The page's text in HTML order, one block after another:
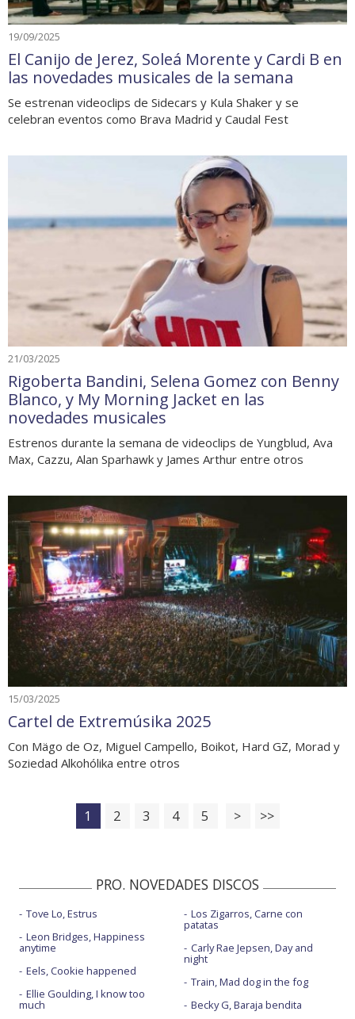
19/09/2025
El Canijo de Jerez, Soleá Morente y Cardi B en
las novedades musicales de la semana
Se estrenan videoclips de Sidecars y Kula Shaker y se
celebran eventos como Brava Madrid y Caudal Fest
21/03/2025
Rigoberta Bandini, Selena Gomez con Benny
Blanco, y My Morning Jacket en las
novedades musicales
Estrenos durante la semana de videoclips de Yungblud, Ava
Max, Cazzu, Alan Sparhawk y James Arthur entre otros
15/03/2025
Cartel de Extremúsika 2025
Con Mägo de Oz, Miguel Campello, Boikot, Hard GZ, Morad y
Soziedad Alkohólika entre otros
1 2 3 4 5 > >>
PRO. NOVEDADES DISCOS
Tove Lo, Estrus
Leon Bridges, Happiness
anytime
Eels, Cookie happened
Ellie Goulding, I know too
much
Los Zigarros, Carne con
patatas
Carly Rae Jepsen, Day and
night
Train, Mad dog in the fog
Becky G, Baraja bendita